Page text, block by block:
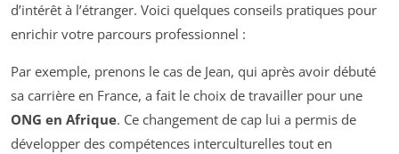
d’intérêt à l’étranger. Voici quelques conseils pratiques pour
enrichir votre parcours professionnel :
Par exemple, prenons le cas de Jean, qui après avoir débuté
sa carrière en France, a fait le choix de travailler pour une
ONG en Afrique. Ce changement de cap lui a permis de
développer des compétences interculturelles tout en